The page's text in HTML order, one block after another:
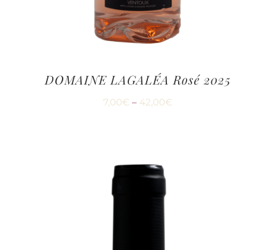
DOMAINE LAGALÉA Rosé 2025
7,00€ – 42,00€